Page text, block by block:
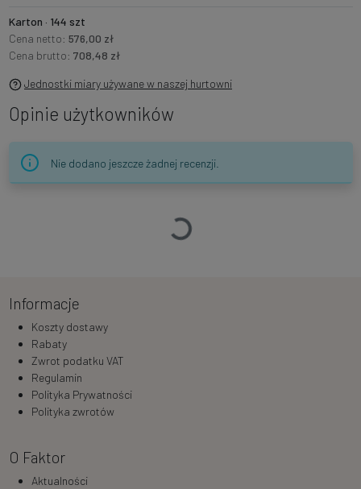
Karton · 144 szt
Cena netto: 576,00 zł
Cena brutto: 708,48 zł
Jednostki miary używane w naszej hurtowni
Opinie użytkowników
Nie dodano jeszcze żadnej recenzji.
Ładowanie…
Informacje
Koszty dostawy
Rabaty
Zwrot podatku VAT
Regulamin
Polityka Prywatności
Polityka zwrotów
O Faktor
Aktualności